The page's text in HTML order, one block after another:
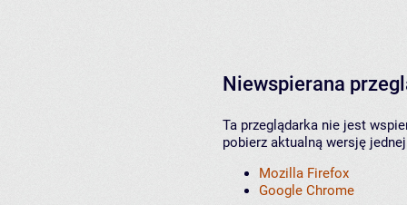
Niewspierana
Ta przeglądarka nie jest
pobierz aktualną wersję
Mozilla Firefox
Google Chrome